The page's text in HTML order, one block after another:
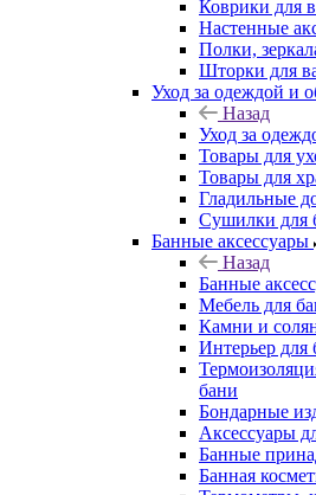
Коврики для
Настенные
Полки,
Шторки для
Уход за одеждой и
Назад
Уход за
Товары для
Товары для
Гладильные
Сушилки для
Банные аксессуары
Назад
Банные
Мебель для
Камни и
Интерьер для
бани
Бондарные
Аксеcсуары
Банные
Банная